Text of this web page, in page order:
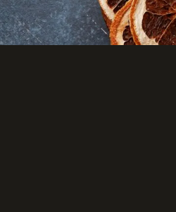
Quelle
au